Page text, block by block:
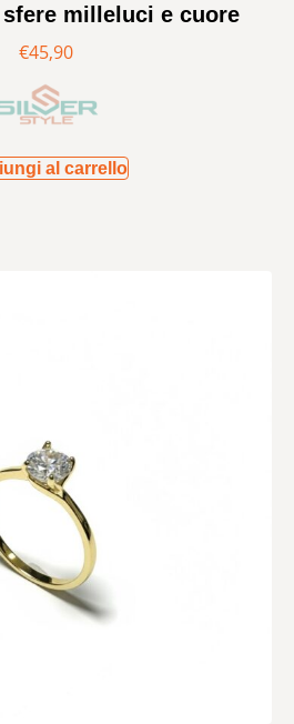
milleluci e cuore
€45,90
al carrello